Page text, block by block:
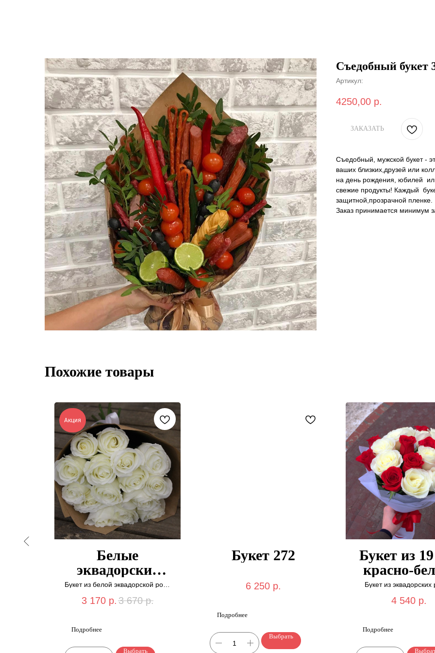
Съедобный букет
Артикул:
4250,00 р.
ЗАКАЗАТЬ
Съедобный, мужской букет -
ваших близких,друзей или
на день рождения, юбилей
свежие продукты! Каждый
защитной,прозрачной пленке.
Заказ принимается минимум
Похожие товары
Акция
Белые
эквадорские
розы "Букет
125"
Букет из белой эквадорской розы
3 170 р. 3 670 р.
Подробнее
Выбрать
Букет 272
6 250 р.
Подробнее
Выбрать
Букет из
красно-
микс
117"
Букет из эквадорских
4 540 р.
Подробнее